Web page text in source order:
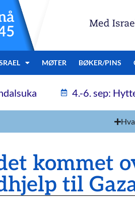
MØTER BØKER/PINS
4.-6. sep:
kommet
til